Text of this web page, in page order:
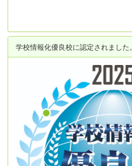
学校情報化優良校に認定されました。